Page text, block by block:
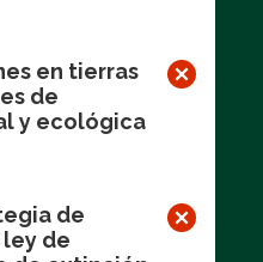
en tierras
de
y ecológica
de
de